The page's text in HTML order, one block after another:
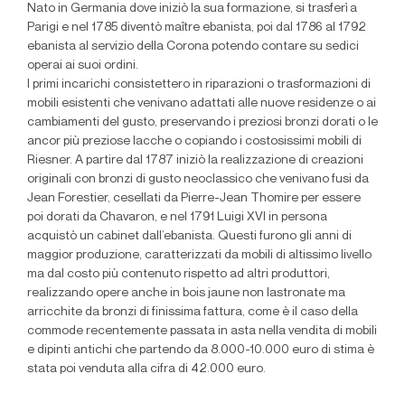
Nato in Germania dove iniziò la sua formazione, si trasferì a
Parigi e nel 1785 diventò maître ebanista, poi dal 1786 al 1792
ebanista al servizio della Corona potendo contare su sedici
operai ai suoi ordini.
I primi incarichi consistettero in riparazioni o trasformazioni di
mobili esistenti che venivano adattati alle nuove residenze o ai
cambiamenti del gusto, preservando i preziosi bronzi dorati o le
ancor più preziose lacche o copiando i costosissimi mobili di
Riesner. A partire dal 1787 iniziò la realizzazione di creazioni
originali con bronzi di gusto neoclassico che venivano fusi da
Jean Forestier, cesellati da Pierre-Jean Thomire per essere
poi dorati da Chavaron, e nel 1791 Luigi XVI in persona
acquistò un cabinet dall’ebanista. Questi furono gli anni di
maggior produzione, caratterizzati da mobili di altissimo livello
ma dal costo più contenuto rispetto ad altri produttori,
realizzando opere anche in bois jaune non lastronate ma
arricchite da bronzi di finissima fattura, come è il caso della
commode recentemente passata in asta nella vendita di mobili
e dipinti antichi che partendo da 8.000-10.000 euro di stima è
stata poi venduta alla cifra di 42.000 euro.